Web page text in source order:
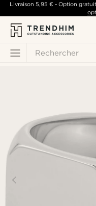
Rechercher
Livraison 5,95 €- Option